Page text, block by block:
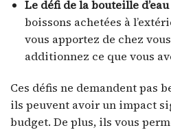
Le défi de la bouteille d’eau
boissons achetées à
vous apportez de chez
additionnez ce que vous
Ces défis ne demandent pas
ils peuvent avoir un impact
budget. De plus, ils vous